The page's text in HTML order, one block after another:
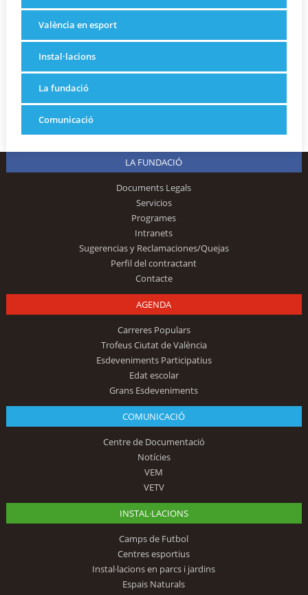
València en esport
Instal·lacions
La fundació
Comunicació
LA FUNDACIÓ
Documents Legals
Servicios
Programes
Intranets
Sugerencias y Reclamaciones/Quejas
Perfil del contractant
Contacte
AGENDA
Carreres Populars
Trofeus Ciutat de València
Esdeveniments Participatius
Edat escolar
Grans Esdeveniments
COMUNICACIÓ
Centre de Documentació
Notícies
VEM
VETV
INSTAL·LACIONS
Camps de Futbol
Centres esportius
Instal·lacions en parcs i jardins
Espais Naturals